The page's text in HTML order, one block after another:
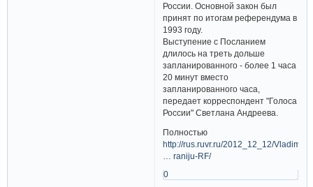
России. Основной закон был
принят по итогам референдума в
1993 году.
Выступение с Посланием
длилось на треть дольше
запланированного - более 1 часа
20 минут вместо
запланированного часа,
передает корреспондент "Голоса
России" Светлана Андреева.
Полностью
http://rus.ruvr.ru/2012_12_12/Vladimir-
… raniju-RF/
0